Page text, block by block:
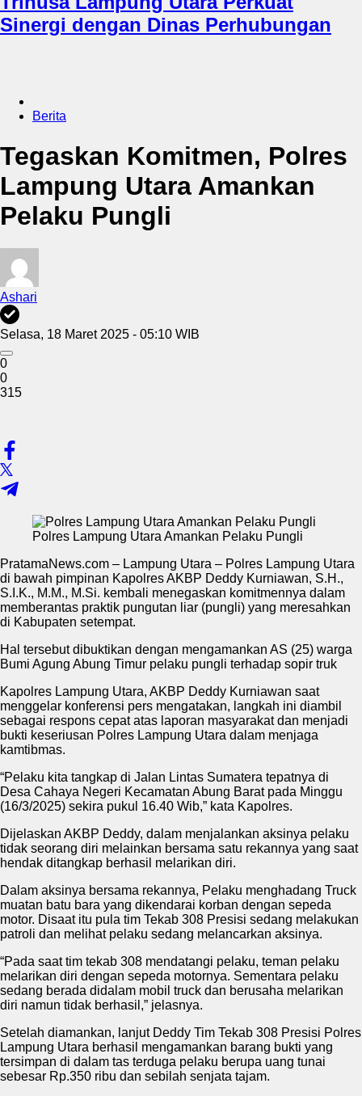
Sinergi dengan Dinas Perhubungan
Berita
Tegaskan Komitmen, Polres
Lampung Utara Amankan
Pelaku Pungli
Ashari
Selasa, 18 Maret 2025 - 05:10 WIB
0
0
315
Polres Lampung Utara Amankan Pelaku Pungli
PratamaNews.com – Lampung Utara – Polres Lampung Utara
di bawah pimpinan Kapolres AKBP Deddy Kurniawan, S.H.,
S.I.K., M.M., M.Si. kembali menegaskan komitmennya dalam
memberantas praktik pungutan liar (pungli) yang meresahkan
di Kabupaten setempat.
Hal tersebut dibuktikan dengan mengamankan AS (25) warga
Bumi Agung Abung Timur pelaku pungli terhadap sopir truk
Kapolres Lampung Utara, AKBP Deddy Kurniawan saat
menggelar konferensi pers mengatakan, langkah ini diambil
sebagai respons cepat atas laporan masyarakat dan menjadi
bukti keseriusan Polres Lampung Utara dalam menjaga
kamtibmas.
“Pelaku kita tangkap di Jalan Lintas Sumatera tepatnya di
Desa Cahaya Negeri Kecamatan Abung Barat pada Minggu
(16/3/2025) sekira pukul 16.40 Wib,” kata Kapolres.
Dijelaskan AKBP Deddy, dalam menjalankan aksinya pelaku
tidak seorang diri melainkan bersama satu rekannya yang saat
hendak ditangkap berhasil melarikan diri.
Dalam aksinya bersama rekannya, Pelaku menghadang Truck
muatan batu bara yang dikendarai korban dengan sepeda
motor. Disaat itu pula tim Tekab 308 Presisi sedang melakukan
patroli dan melihat pelaku sedang melancarkan aksinya.
“Pada saat tim tekab 308 mendatangi pelaku, teman pelaku
melarikan diri dengan sepeda motornya. Sementara pelaku
sedang berada didalam mobil truck dan berusaha melarikan
diri namun tidak berhasil,” jelasnya.
Setelah diamankan, lanjut Deddy Tim Tekab 308 Presisi Polres
Lampung Utara berhasil mengamankan barang bukti yang
tersimpan di dalam tas terduga pelaku berupa uang tunai
sebesar Rp.350 ribu dan sebilah senjata tajam.